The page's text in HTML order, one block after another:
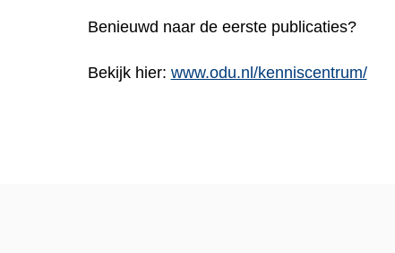
Benieuwd naar de eerste publicaties?
Bekijk hier: www.odu.nl/kenniscentrum/